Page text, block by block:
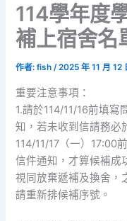
114學年度
補上宿舍名
作者:fish/2025 年 11 月 12
重要注意事項：
1.請於114/11/16前填
知，若未收到信請務必
114/11/17（一）17:00
信件通知，才算候補成
視同放棄遞補及換舍，
請重新排候補序號。